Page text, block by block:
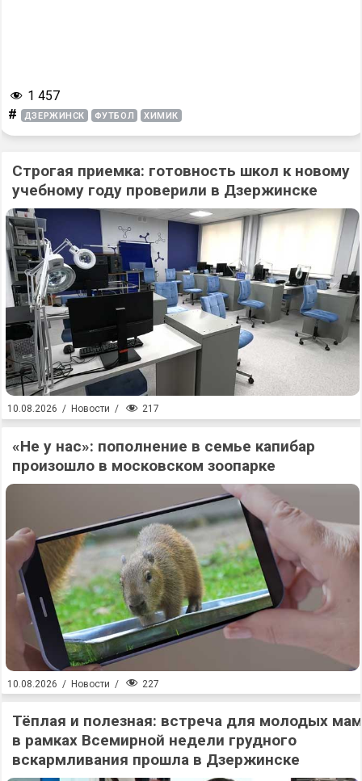
1 457
# ДЗЕРЖИНСК ФУТБОЛ ХИМИК
Строгая приемка: готовность школ к новому
учебному году проверили в Дзержинске
10.08.2026 / Новости / 217
«Не у нас»: пополнение в семье капибар
произошло в московском зоопарке
10.08.2026 / Новости / 227
Тёплая и полезная: встреча для молодых мам
в рамках Всемирной недели грудного
вскармливания прошла в Дзержинске